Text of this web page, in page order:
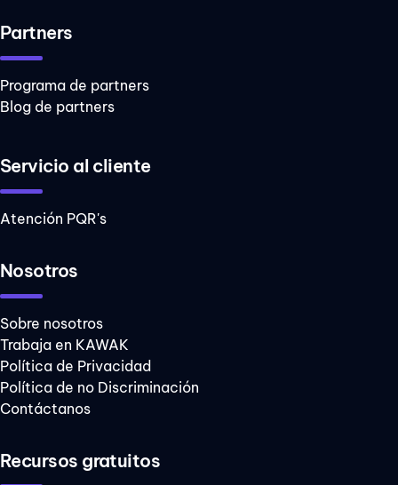
Partners
Programa de partners
Blog de partners
Servicio al cliente
Atención PQR's
Nosotros
Sobre nosotros
Trabaja en KAWAK
Política de Privacidad
Política de no Discriminación
Contáctanos
Recursos gratuitos